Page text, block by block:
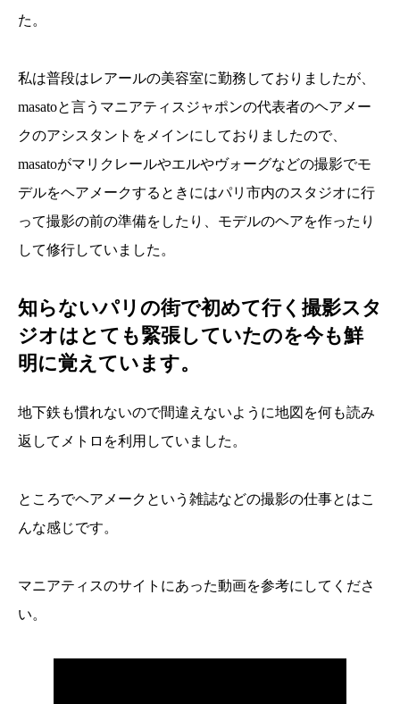
た。
私は普段はレアールの美容室に勤務しておりましたが、
masatoと言うマニアティスジャポンの代表者のヘアメー
クのアシスタントをメインにしておりましたので、
masatoがマリクレールやエルやヴォーグなどの撮影でモ
デルをヘアメークするときにはパリ市内のスタジオに行
って撮影の前の準備をしたり、モデルのヘアを作ったり
して修行していました。
知らないパリの街で初めて行く撮影スタ
ジオはとても緊張していたのを今も鮮
明に覚えています。
地下鉄も慣れないので間違えないように地図を何も読み
返してメトロを利用していました。
ところでヘアメークという雑誌などの撮影の仕事とはこ
んな感じです。
マニアティスのサイトにあった動画を参考にしてくださ
い。